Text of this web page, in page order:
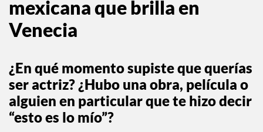
Nuestra entrevista con
María Castella, la actriz
mexicana que brilla en
Venecia
¿En qué momento supiste que querías